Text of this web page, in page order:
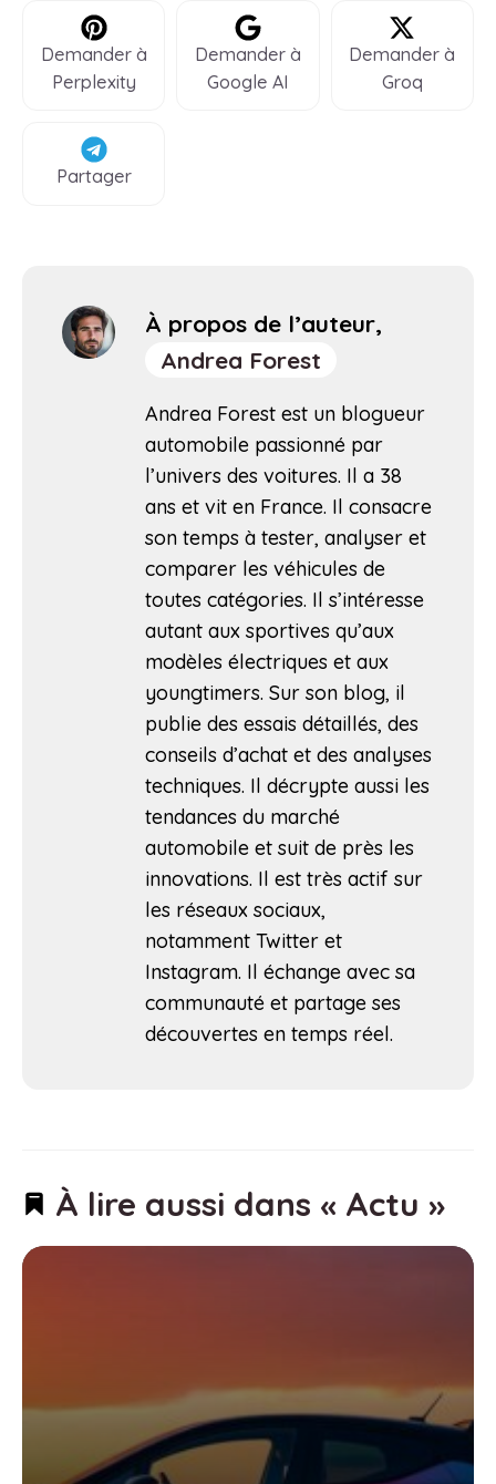
Demander à
Perplexity
Demander à
Google AI
Demander à
Groq
Partager
À propos de l’auteur,
Andrea Forest
Andrea Forest est un blogueur
automobile passionné par
l’univers des voitures. Il a 38
ans et vit en France. Il consacre
son temps à tester, analyser et
comparer les véhicules de
toutes catégories. Il s’intéresse
autant aux sportives qu’aux
modèles électriques et aux
youngtimers. Sur son blog, il
publie des essais détaillés, des
conseils d’achat et des analyses
techniques. Il décrypte aussi les
tendances du marché
automobile et suit de près les
innovations. Il est très actif sur
les réseaux sociaux,
notamment Twitter et
Instagram. Il échange avec sa
communauté et partage ses
découvertes en temps réel.
À lire aussi dans « Actu »